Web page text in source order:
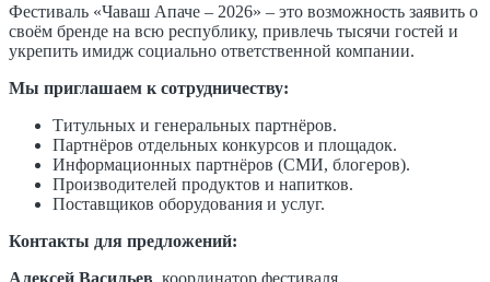
Фестиваль «Чаваш Апаче – 2026» – это возможность заявить о
своём бренде на всю республику, привлечь тысячи гостей и
укрепить имидж социально ответственной компании.
Мы приглашаем к сотрудничеству:
Титульных и генеральных партнёров.
Партнёров отдельных конкурсов и площадок.
Информационных партнёров (СМИ, блогеров).
Производителей продуктов и напитков.
Поставщиков оборудования и услуг.
Контакты для предложений:
Алексей Васильев, координатор фестиваля